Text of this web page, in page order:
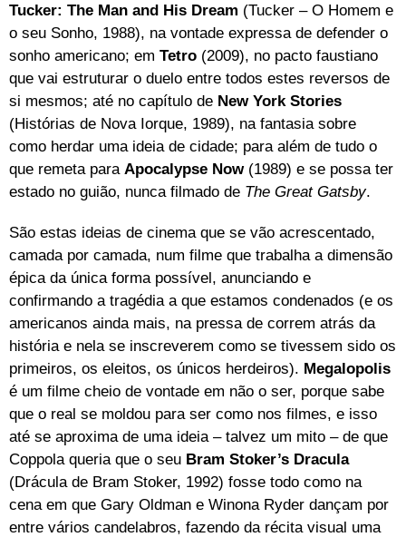
Tucker: The Man and His Dream (Tucker – O Homem e
o seu Sonho, 1988), na vontade expressa de defender o
sonho americano; em Tetro (2009), no pacto faustiano
que vai estruturar o duelo entre todos estes reversos de
si mesmos; até no capítulo de New York Stories
(Histórias de Nova Iorque, 1989), na fantasia sobre
como herdar uma ideia de cidade; para além de tudo o
que remeta para Apocalypse Now(1989) e se possa ter
estado no guião, nunca filmado de The Great Gatsby.
São estas ideias de cinema que se vão acrescentado,
camada por camada, num filme que trabalha a dimensão
épica da única forma possível, anunciando e
confirmando a tragédia a que estamos condenados (e os
americanos ainda mais, na pressa de correm atrás da
história e nela se inscreverem como se tivessem sido os
primeiros, os eleitos, os únicos herdeiros). Megalopolis
é um filme cheio de vontade em não o ser, porque sabe
que o real se moldou para ser como nos filmes, e isso
até se aproxima de uma ideia – talvez um mito – de que
Coppola queria que o seu Bram Stoker’s Dracula
(Drácula de Bram Stoker, 1992) fosse todo como na
cena em que Gary Oldman e Winona Ryder dançam por
entre vários candelabros, fazendo da récita visual uma